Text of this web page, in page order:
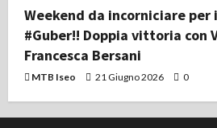
Weekend da incorniciare per
#Guber!! Doppia vittoria con
Francesca Bersani
MTB Iseo 21 Giugno 2026 0